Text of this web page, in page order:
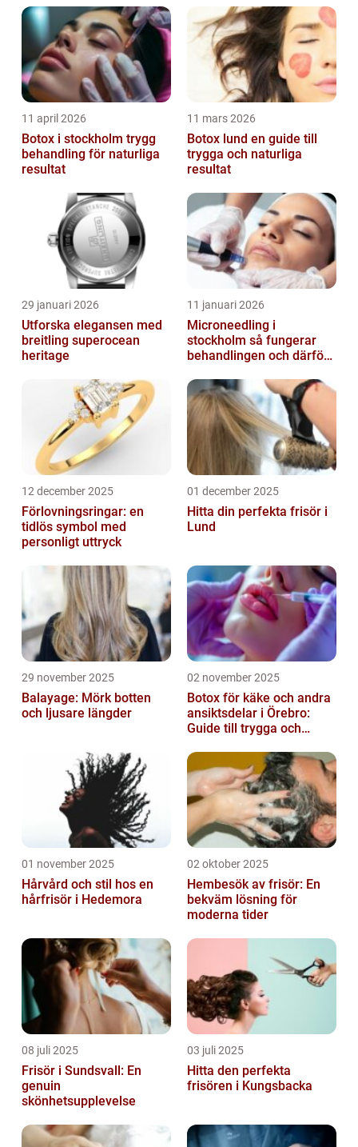
11 april 2026
Botox i stockholm trygg
behandling för naturliga
resultat
11 mars 2026
Botox lund en guide till
trygga och naturliga
resultat
29 januari 2026
Utforska elegansen med
breitling superocean
heritage
11 januari 2026
Microneedling i
stockholm så fungerar
behandlingen och därför
12 december 2025
Förlovningsringar: en
tidlös symbol med
personligt uttryck
01 december 2025
Hitta din perfekta frisör i
Lund
29 november 2025
Balayage: Mörk botten
och ljusare längder
02 november 2025
Botox för käke och andra
ansiktsdelar i Örebro:
Guide till trygga och
01 november 2025
Hårvård och stil hos en
hårfrisör i Hedemora
02 oktober 2025
Hembesök av frisör: En
bekväm lösning för
moderna tider
08 juli 2025
Frisör i Sundsvall: En
genuin
skönhetsupplevelse
03 juli 2025
Hitta den perfekta
frisören i Kungsbacka